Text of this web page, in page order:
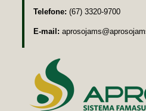
Telefone: (67) 3320-9700
E-mail: